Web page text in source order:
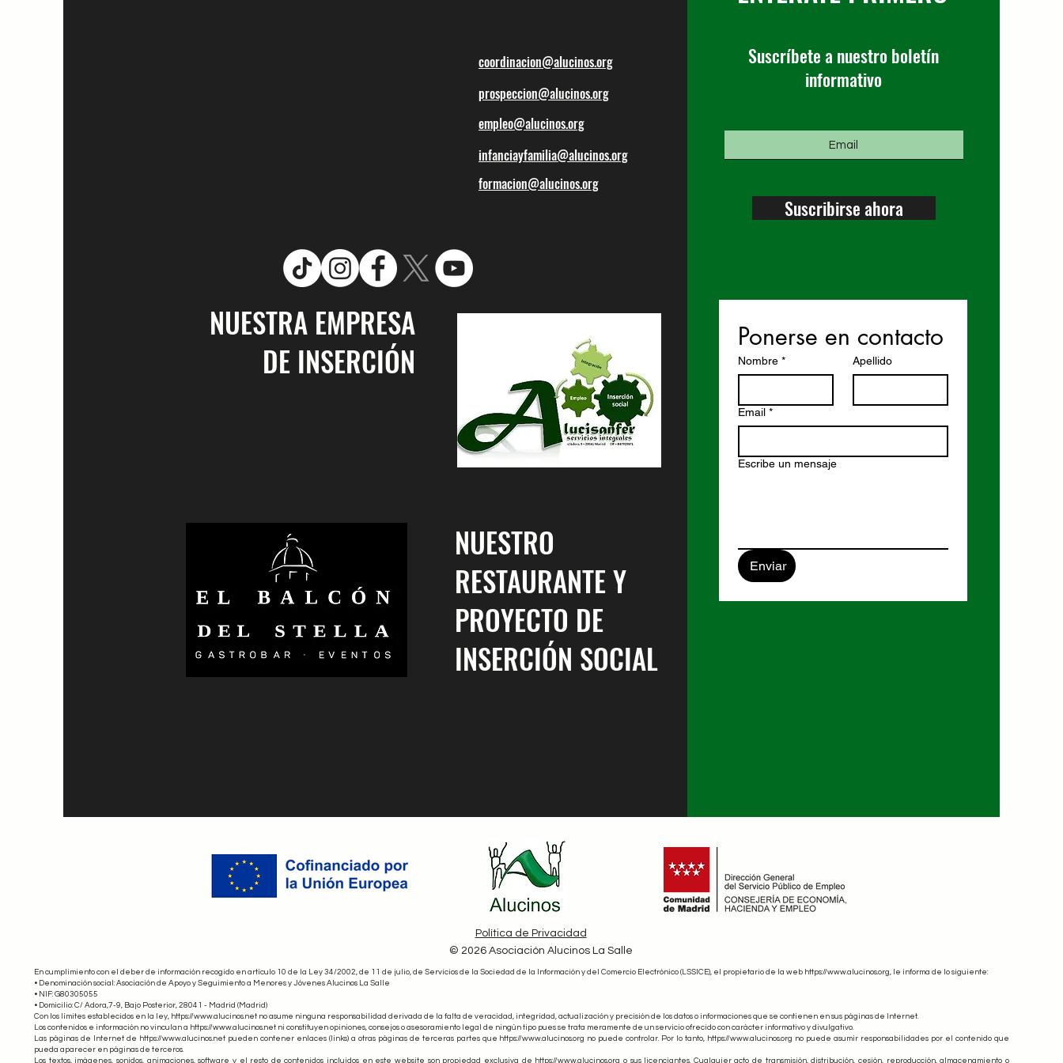
coordinacion@alucinos.org
prospeccion@alucinos.org
empleo@alucinos.org
infanciayfamilia@alucinos.org
formacion@alucinos.org
NUESTRA EMPRESA
DE INSERCIÓN
NUESTRO
RESTAURANTE Y
PROYECTO DE
INSERCIÓN SOCIAL
Suscríbete a nuestro boletín
informativo
Suscribirse ahora
Ponerse en contacto
Nombre * Apellido
Email *
Escribe un mensaje
Enviar
Política de Privacidad
© 2026 Asociación Alucinos La Salle
En cumplimiento con el deber de información recogido en artículo 10 de la Ley 34/2002, de 11 de julio, de Servicios de la Sociedad de la Información y del Comercio Electrónico (LSSICE), el propietario de la web https://www.alucinos.org, le informa de lo siguiente:
• Denominación social: Asociación de Apoyo y Seguimiento a Menores y Jóvenes Alucinos La Salle
• NIF: G80305055
• Domicilio: C/ Adora,7-9, Bajo Posterior, 28041 - Madrid (Madrid)
Con los límites establecidos en la ley, https://www.alucinos.net no asume ninguna responsabilidad derivada de la falta de veracidad, integridad, actualización y precisión de los datos o informaciones que se contienen en sus páginas de Internet.
Los contenidos e información no vinculan a https://www.alucinos.net ni constituyen opiniones, consejos o asesoramiento legal de ningún tipo pues se trata meramente de un servicio ofrecido con carácter informativo y divulgativo.
Las páginas de Internet de https://www.alucinos.net pueden contener enlaces (links) a otras páginas de terceras partes que https://www.alucinos.org no puede controlar. Por lo tanto, https://www.alucinos.org no puede asumir responsabilidades por el contenido que
pueda aparecer en páginas de terceros.
Los textos, imágenes, sonidos, animaciones, software y el resto de contenidos incluidos en este website son propiedad exclusiva de https://www.alucinos.org o sus licenciantes. Cualquier acto de transmisión, distribución, cesión, reproducción, almacenamiento o